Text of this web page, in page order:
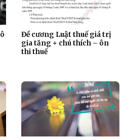
Đề cương Luật thuế giá trị
gia tăng + chú thích – ôn
thi thuế